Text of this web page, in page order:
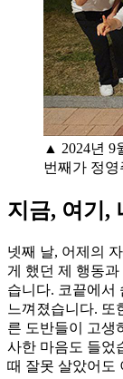
▲ 2024년 9
번째가 정영
지금, 여기,
넷째 날, 어제의
게 했던 제 행동
습니다. 코끝에서
느껴졌습니다. 또
른 도반들이 고생
사한 마음도 들었
때 잘못 살았어도